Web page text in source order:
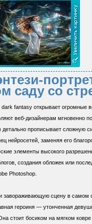
саду со
dark fantasy открывает огромные
веб-дизайнерам мгновенно
прописывает сложную
нейросетей, заменяя его
элементы высокого
создания обложек или
Photoshop.
сцену в самом
героиня — утонченная
стоит босиком на мягком